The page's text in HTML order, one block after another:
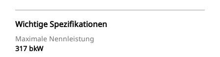
Wichtige Spezifikationen
Maximale Nennleistung
317 bkW